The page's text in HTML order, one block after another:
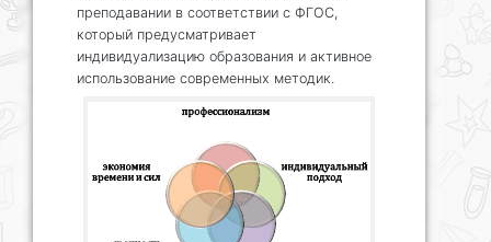
преподавании в соответствии с ФГОС,
который предусматривает
индивидуализацию образования и активное
использование современных методик.